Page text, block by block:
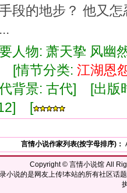
段的地步？ 他又
人物: 萧天挚 风幽
[情节分类: 江湖恩
背景: 古代] [出
[
言情小说作家列表(按字母排序)：
Copyright © 言情小说馆All
小说的是网友上传!本站的所有社区话